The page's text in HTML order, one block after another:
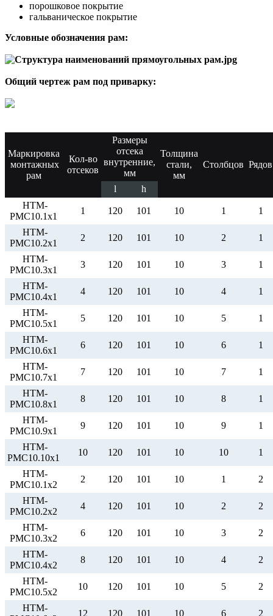
порошковое покрытие
гальваническое покрытие
Условные обозначения рам:
Общий чертеж рам под приварку:
Маркировка
монтажных
рам
Кол-во
отсеков
Размеры
отсека
внутренние,
мм
Толщина
стали,
мм
Столбцов Рядов
l
h
НТМ-
РМС10.1х1
1 120 101 10 1 1
НТМ-
РМС10.2х1
2 120 101 10 2 1
НТМ-
РМС10.3х1
3 120 101 10 3 1
НТМ-
РМС10.4х1
4 120 101 10 4 1
НТМ-
РМС10.5х1
5 120 101 10 5 1
НТМ-
РМС10.6х1
6 120 101 10 6 1
НТМ-
РМС10.7х1
7 120 101 10 7 1
НТМ-
РМС10.8х1
8 120 101 10 8 1
НТМ-
РМС10.9х1
9 120 101 10 9 1
НТМ-
РМС10.10х1
10 120 101 10 10 1
НТМ-
РМС10.1х2
2 120 101 10 1 2
НТМ-
РМС10.2х2
4 120 101 10 2 2
НТМ-
РМС10.3х2
6 120 101 10 3 2
НТМ-
РМС10.4х2
8 120 101 10 4 2
НТМ-
РМС10.5х2
10 120 101 10 5 2
НТМ-
12 120 101 10 6 2